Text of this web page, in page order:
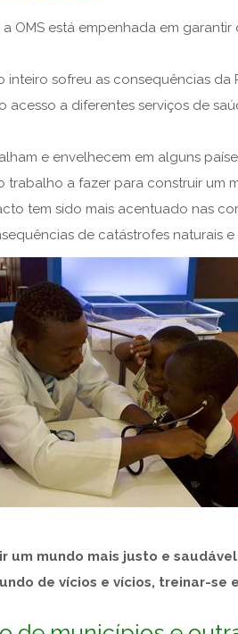
OMS está empenhada em
sofreu as consequências
a diferentes serviços de
e envelhecem em alguns
a fazer para construir um
tem sido mais acentuado nas
de catástrofes naturais
um mundo mais justo e
de vícios e vícios, treinar-